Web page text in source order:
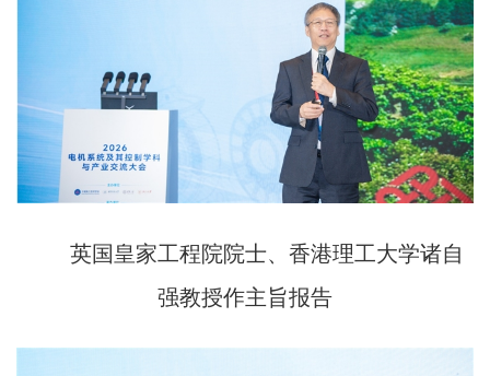
英国皇家工程院院士、香港理工大学诸自
强教授作主旨报告